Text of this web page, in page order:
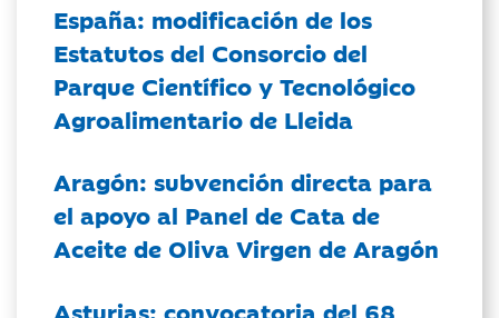
España: modificación de los
Estatutos del Consorcio del
Parque Científico y Tecnológico
Agroalimentario de Lleida
Aragón: subvención directa para
el apoyo al Panel de Cata de
Aceite de Oliva Virgen de Aragón